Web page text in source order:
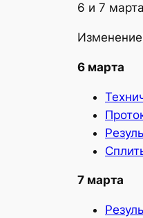
6 и 7
6 марта
7 марта